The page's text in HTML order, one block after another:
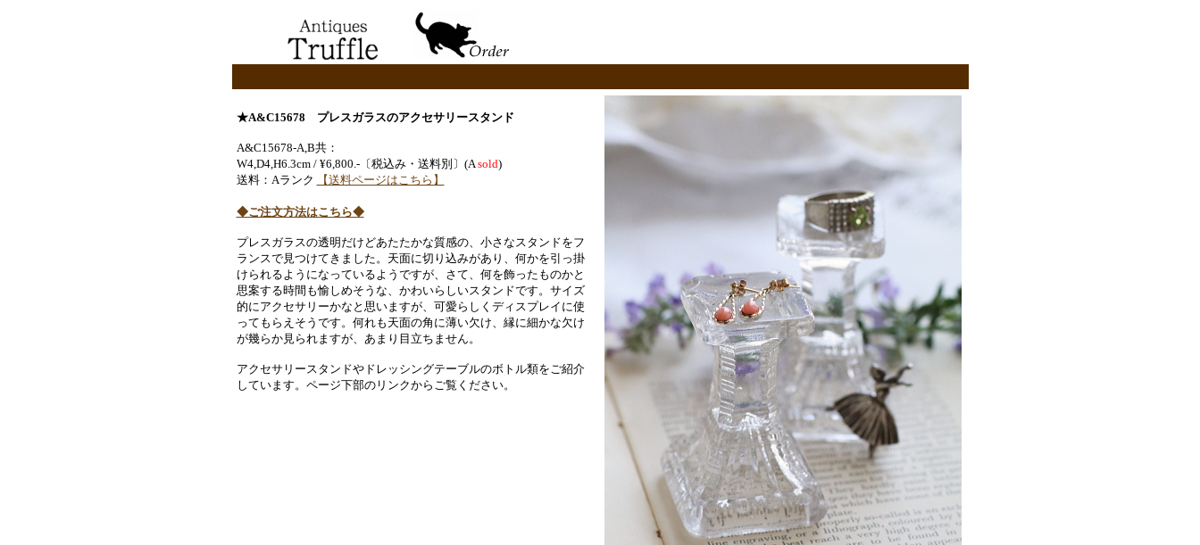
★A&C15678 プレスガラスのアクセサリースタンド
A&C15678-A,B共：
W4,D4,H6.3cm / ¥6,800.-〔税込み・送料別〕(Asold)
送料：Aランク
【送料ページはこちら】
◆ご注文方法はこちら◆
プレスガラスの透明だけどあたたかな質感の、小さなスタンドをフ
ランスで見つけてきました。天面に切り込みがあり、何かを引っ掛
けられるようになっているようですが、さて、何を飾ったものかと
思案する時間も愉しめそうな、かわいらしいスタンドです。サイズ
的にアクセサリーかなと思いますが、可愛らしくディスプレイに使
ってもらえそうです。何れも天面の角に薄い欠け、縁に細かな欠け
が幾らか見られますが、あまり目立ちません。
アクセサリースタンドやドレッシングテーブルのボトル類をご紹介
しています。ページ下部のリンクからご覧ください。